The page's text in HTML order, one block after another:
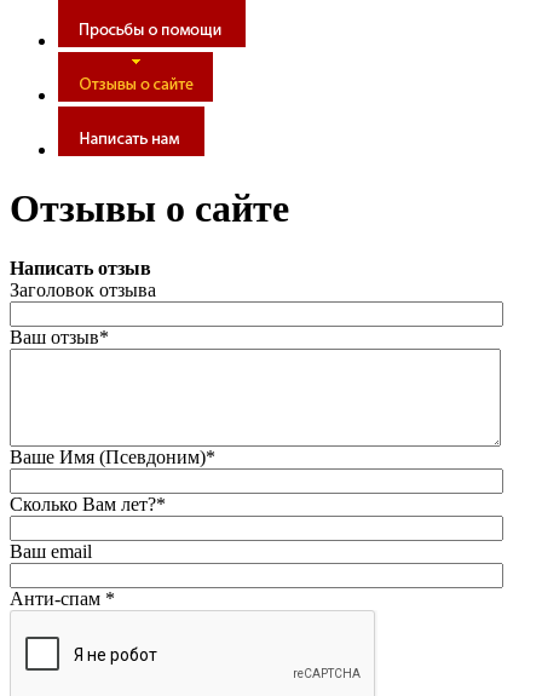
Отзывы о сайте
Написать отзыв
Заголовок отзыва
Ваш отзыв*
Ваше Имя (Псевдоним)*
Сколько Вам лет?*
Ваш email
Анти-спам *